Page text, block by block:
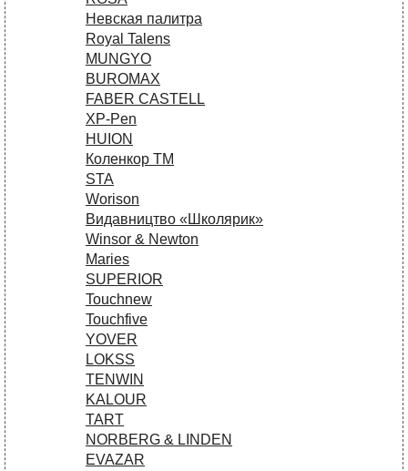
Невская палитра
Royal Talens
MUNGYO
BUROMAX
FABER CASTELL
XP-Pen
HUION
Коленкор ТМ
STA
Worison
Видавництво «Школярик»
Winsor & Newton
Maries
SUPERIOR
Touchnew
Touchfive
YOVER
LOKSS
TENWIN
KALOUR
TART
NORBERG & LINDEN
EVAZAR